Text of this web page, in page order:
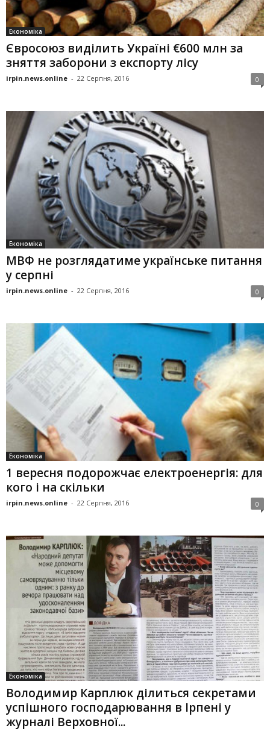
Економіка
Євросоюз виділить Україні €600 млн за
зняття заборони з експорту лісу
irpin.news.online - 22 Серпня, 2016 0
Економіка
МВФ не розглядатиме українське питання
у серпні
irpin.news.online - 22 Серпня, 2016 0
Економіка
1 вересня подорожчає електроенергія: для
кого і на скільки
irpin.news.online - 22 Серпня, 2016 0
Економіка
Володимир Карплюк ділиться секретами
успішного господарювання в Ірпені у
журналі Верховної...